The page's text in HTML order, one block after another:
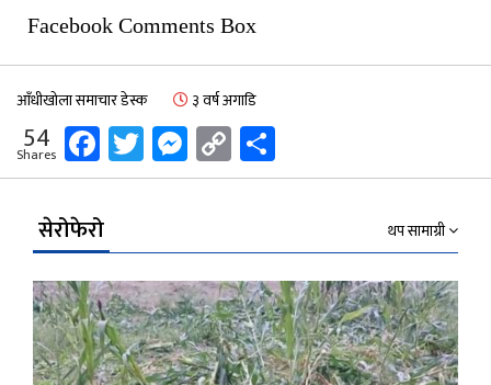
Facebook Comments Box
आँधीखोला समाचार डेस्क ३ वर्ष अगाडि
54
Shares Facebook
Twitter
Messenger
Copy
Link
सेरोफेरो थप सामाग्री